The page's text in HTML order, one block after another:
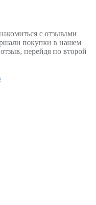
с отзывами
покупки в нашем
перейдя по второй